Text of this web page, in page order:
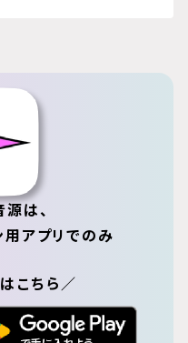
は、
用アプリでのみ
こちら／